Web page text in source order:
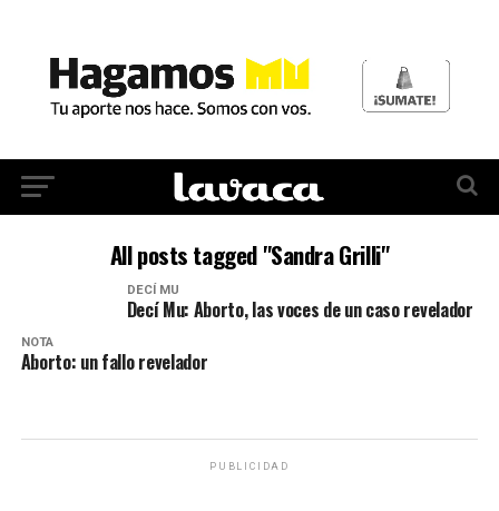
All posts tagged "Sandra Grilli"
DECÍ MU
Decí Mu: Aborto, las voces de un caso revelador
NOTA
Aborto: un fallo revelador
PUBLICIDAD